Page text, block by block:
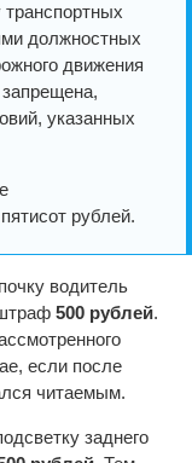
должностных
движения
запрещена,
указанных
рублей.
водитель
500 рублей.
если после
читаемым.
заднего